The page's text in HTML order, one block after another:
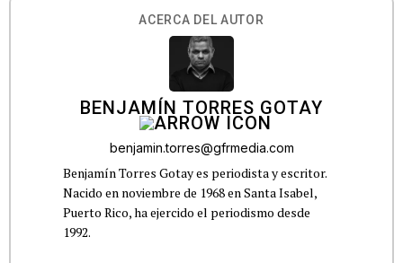
ACERCA DEL AUTOR
BENJAMÍN TORRES GOTAY
benjamin.torres@gfrmedia.com
Benjamín Torres Gotay es periodista y escritor.
Nacido en noviembre de 1968 en Santa Isabel,
Puerto Rico, ha ejercido el periodismo desde
1992.